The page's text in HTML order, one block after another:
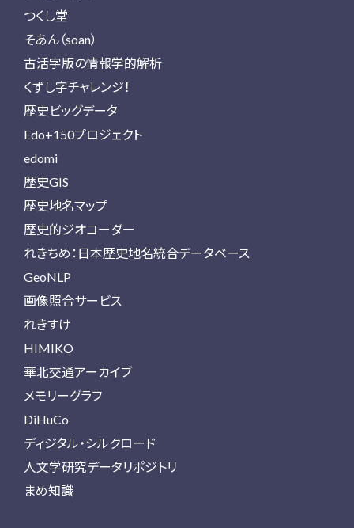
つくし堂
そあん（soan）
古活字版の情報学的解析
くずし字チャレンジ！
歴史ビッグデータ
Edo+150プロジェクト
edomi
歴史GIS
歴史地名マップ
歴史的ジオコーダー
れきちめ：日本歴史地名統合データベース
GeoNLP
画像照合サービス
れきすけ
HIMIKO
華北交通アーカイブ
メモリーグラフ
DiHuCo
ディジタル・シルクロード
人文学研究データリポジトリ
まめ知識